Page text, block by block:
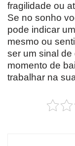
fragilidade ou
Se no sonho
pode indicar
mesmo ou
ser um sinal
momento de
trabalhar na